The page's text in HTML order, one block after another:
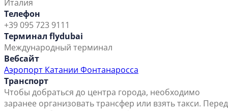
Италия
Телефон
+39 095 723 9111
Терминал flydubai
Международный терминал
Вебсайт
Аэропорт Катании Фонтанаросса
Транспорт
Чтобы добраться до центра города, необходимо
заранее организовать трансфер или взять такси. Перед